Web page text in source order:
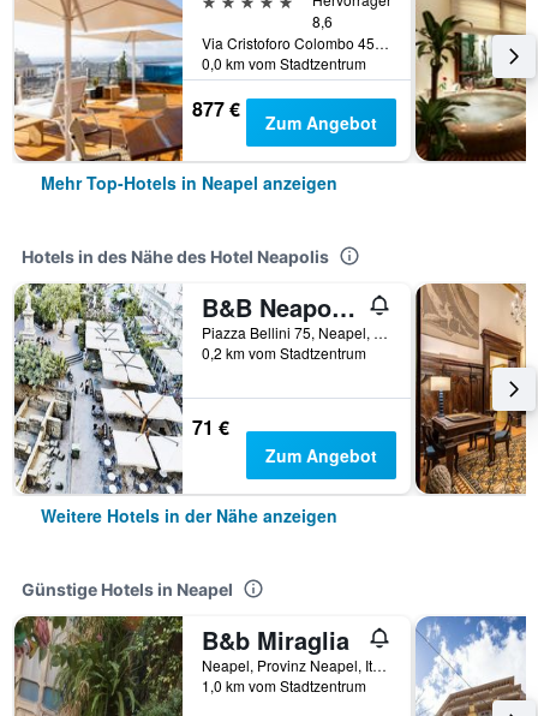
8,6
Via Cristoforo Colombo 45, Neapel, Provinz Neapel, Italien
0,0 km vom Stadtzentrum
877 € Zum Angebot
Mehr Top-Hotels in Neapel anzeigen
Hotels in des Nähe des Hotel Neapolis
B&B Neapolis Bellini
Piazza Bellini 75, Neapel, Provinz Neapel, Italien
0,2 km vom Stadtzentrum
71 €
Zum Angebot
Weitere Hotels in der Nähe anzeigen
Günstige Hotels in Neapel
B&b Miraglia
Neapel, Provinz Neapel, Italien
1,0 km vom Stadtzentrum